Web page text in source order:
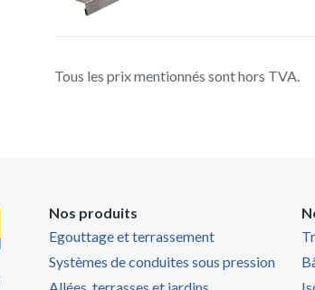
Tous les prix mentionnés sont hors TVA.
Nos produits
Egouttage et terrassement
Systèmes de conduites sous pression